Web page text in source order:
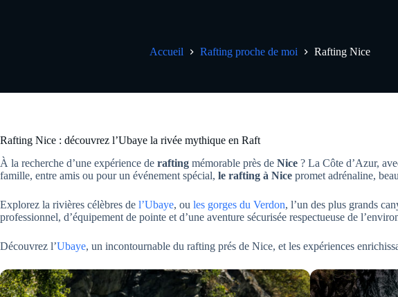
Accueil Rafting proche de moi Rafting Nice
Rafting Nice : découvrez l’Ubaye la rivée mythique en Raft
À la recherche d’une expérience de rafting mémorable près de Nice ? La Côte d’Azur,
famille, entre amis ou pour un événement spécial, le rafting à Nice promet adrénaline,
Explorez la rivières célèbres de l’Ubaye, ou les gorges du Verdon, l’un des plus grands
professionnel, d’équipement de pointe et d’une aventure sécurisée respectueuse de
Découvrez l’Ubaye, un incontournable du rafting prés de Nice, et les expériences